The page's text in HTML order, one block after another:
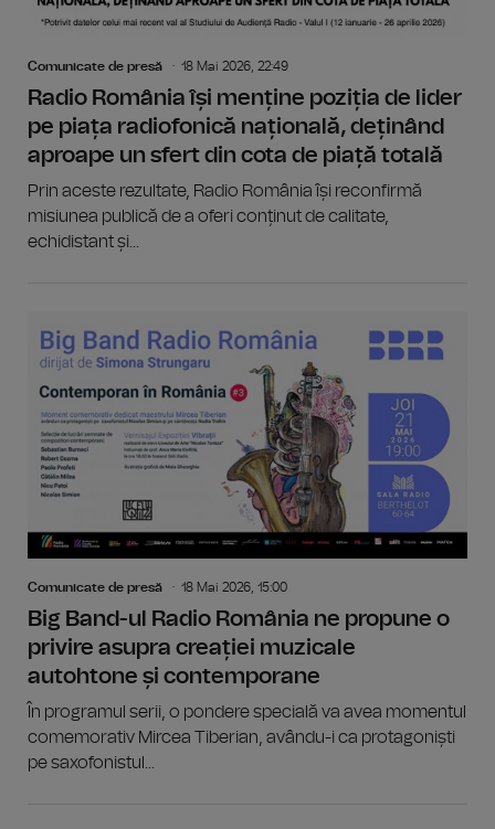
Comunicate de presă 18 Mai 2026, 22:49
Radio România își menține poziția de lider
pe piața radiofonică națională, deținând
aproape un sfert din cota de piață totală
Prin aceste rezultate, Radio România își reconfirmă
misiunea publică de a oferi conținut de calitate,
echidistant și...
Comunicate de presă 18 Mai 2026, 15:00
Big Band-ul Radio România ne propune o
privire asupra creației muzicale
autohtone și contemporane
În programul serii, o pondere specială va avea momentul
comemorativ Mircea Tiberian, avându-i ca protagoniști
pe saxofonistul...